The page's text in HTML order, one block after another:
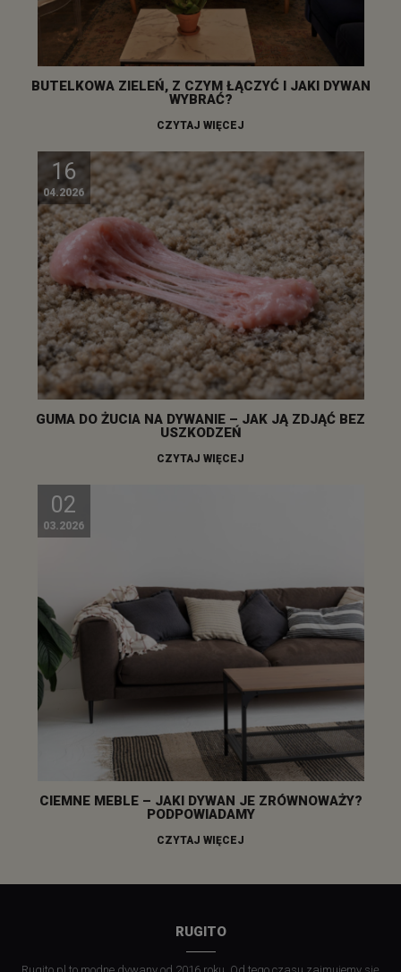
BUTELKOWA ZIELEŃ, Z CZYM ŁĄCZYĆ I JAKI DYWAN
WYBRAĆ?
CZYTAJ WIĘCEJ
16
04.2026
GUMA DO ŻUCIA NA DYWANIE – JAK JĄ ZDJĄĆ BEZ
USZKODZEŃ
CZYTAJ WIĘCEJ
02
03.2026
CIEMNE MEBLE – JAKI DYWAN JE ZRÓWNOWAŻY?
PODPOWIADAMY
CZYTAJ WIĘCEJ
RUGITO